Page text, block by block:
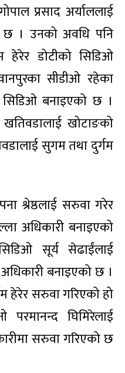
प्रसाद अर्याललाई
छ । उनको अवधि पनि
डोटीको सिडिओ
सीडीओ रहेका
सिडिओ बनाइएको छ ।
खोटाङको
सुगम तथा दुर्गम
श्रेष्ठलाई सरुवा गरेर
अधिकारी बनाइएको
सूर्य सेढाईंलाई
बनाइएको छ ।
हेरेर सरुवा गरिएको हो
परमानन्द घिमिरेलाई
सरुवा गरिएको छ